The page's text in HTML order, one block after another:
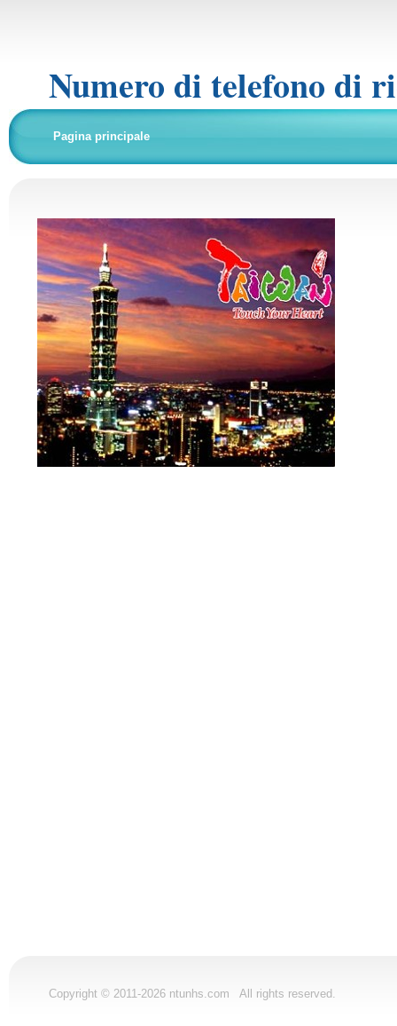
Numero di telefono di
Pagina principale
Copyright © 2011-2026 ntunhs.com All rights reserved.